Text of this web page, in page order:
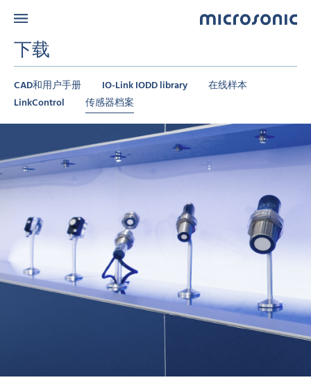
下载
CAD和用户手册 IO-Link IODD library
在线样本
LinkControl
传感器档案